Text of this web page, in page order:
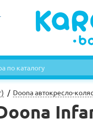
Doona автокресло-